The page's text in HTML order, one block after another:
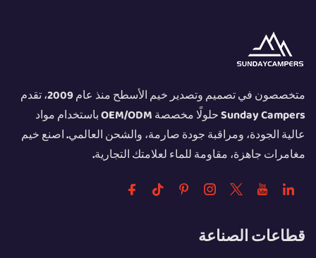
متخصصون في تصميم وتصدير خيم الأسطح منذ عام 2009، تقدم
Sunday Campers حلولًا مخصصة OEM/ODM باستخدام مواد
عالية الجودة، ومراقبة جودة صارمة، والشحن العالمي. اصنع خيم
مغامرات جاهزة، مقاومة للماء لعلامتك التجارية.
قطاعات الصناعة